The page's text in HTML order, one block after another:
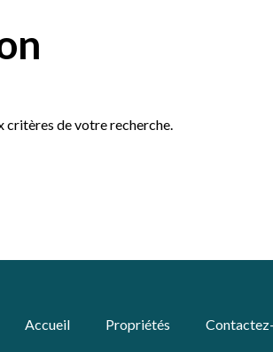
critères de votre recherche.
Accueil Propriétés